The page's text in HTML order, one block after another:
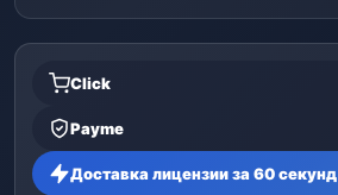
Click
Payme
Доставка лицензии за 60 секунд